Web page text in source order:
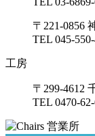
〒221-0856
TEL 045-
工房
〒299-4612
TEL 0470-62-